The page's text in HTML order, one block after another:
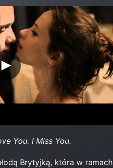
You. I Miss You.
Brytyjką, która w ramach